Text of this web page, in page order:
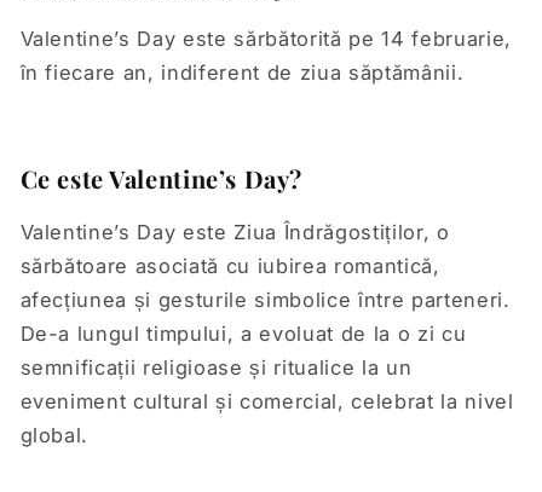
Valentine’s Day este sărbătorită pe 14 februarie,
în fiecare an, indiferent de ziua săptămânii.
Ce este Valentine’s Day?
Valentine’s Day este Ziua Îndrăgostiților, o
sărbătoare asociată cu iubirea romantică,
afecțiunea și gesturile simbolice între parteneri.
De-a lungul timpului, a evoluat de la o zi cu
semnificații religioase și ritualice la un
eveniment cultural și comercial, celebrat la nivel
global.